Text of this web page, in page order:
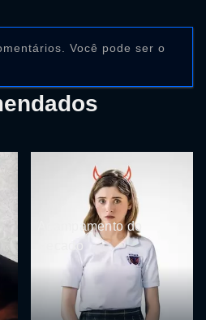
Você pode ser o
Acampamento do
Pecado